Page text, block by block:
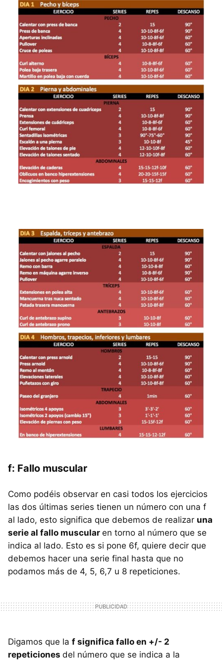
f: Fallo muscular
Como podéis observar en casi todos los ejercicios
las dos últimas series tienen un número con una f
al lado, esto significa que debemos de realizar una
serie al fallo muscular en torno al número que se
indica al lado. Esto es si pone 6f, quiere decir que
debemos hacer una serie final hasta que no
podamos más de 4, 5, 6,7 u 8 repeticiones.
Digamos que la f significa fallo en +/- 2
repeticiones del número que se indica a la